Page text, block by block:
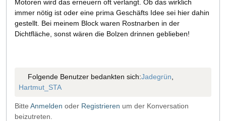
Motoren wird das erneuern oft verlangt. Ob das wirklich
immer nötig ist oder eine prima Geschäfts Idee sei hier dahin
gestellt. Bei meinem Block waren Rostnarben in der
Dichtfläche, sonst wären die Bolzen drinnen geblieben!
Folgende Benutzer bedankten sich:Jadegrün
Hartmut_STA
Bitte Anmelden oder Registrieren um der Konversation
beizutreten.